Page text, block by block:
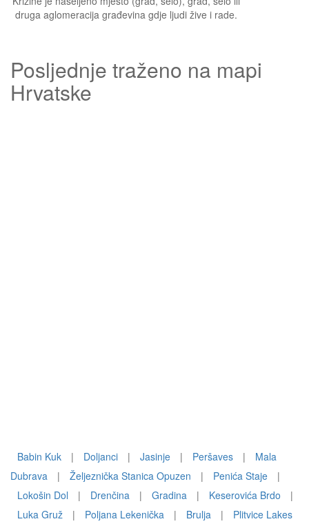
druga aglomeracija građevina gdje ljudi žive i rade.
Posljednje traženo na mapi
Hrvatske
Babin Kuk | Doljanci | Jasinje | Peršaves |
Mala
Dubrava
| Željeznička Stanica Opuzen | Penića Staje
|
Lokošin Dol
| Drenčina | Gradina | Keserovića Brdo
|
Luka Gruž
| Poljana Lekenička | Brulja |
Plitvice Lakes